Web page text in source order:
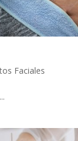
Faciales